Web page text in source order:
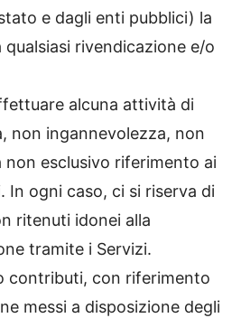
e dagli enti pubblici) la
rivendicazione e/o
alcuna attività di
non ingannevolezza, non
esclusivo riferimento ai
ogni caso, ci si riserva di
ritenuti idonei alla
tramite i Servizi.
contributi, con riferimento
messi a disposizione degli